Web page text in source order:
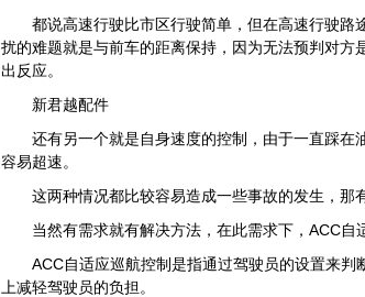
都说高速行驶比市区行驶简单，但在高速行驶路
扰的难题就是与前车的距离保持，因为无法预判对
出反应。
新君越配件
还有另一个就是自身速度的控制，由于一直踩
容易超速。
这两种情况都比较容易造成一些事故的发生，那
当然有需求就有解决方法，在此需求下，ACC自
ACC自适应巡航控制是指通过驾驶员的设置来
上减轻驾驶员的负担。